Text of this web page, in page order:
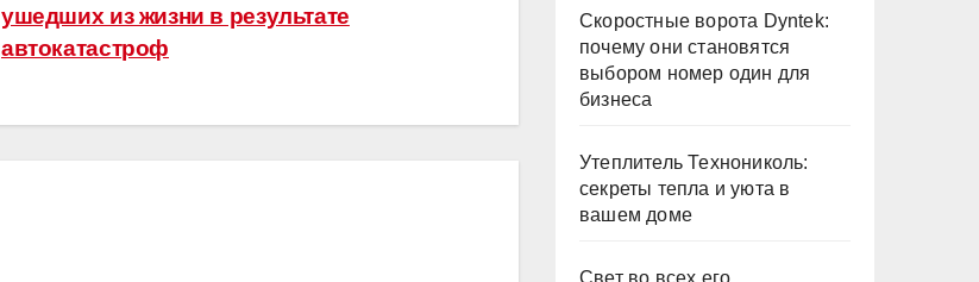
ушедших из жизни в результате
автокатастроф
Скоростные ворота Dyntek:
почему они становятся
выбором номер один для
бизнеса
Утеплитель Технониколь:
секреты тепла и уюта в
вашем доме
Свет во всех его